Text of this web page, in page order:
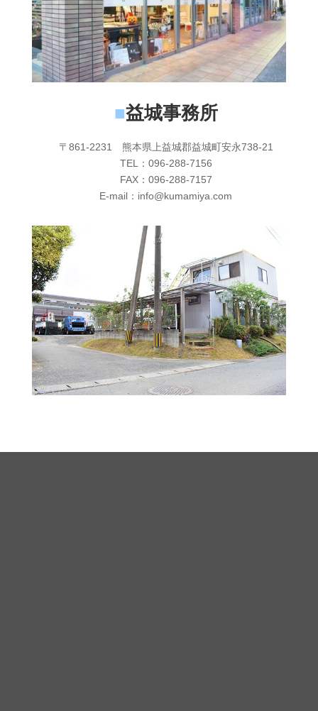
■益城事務所
〒861-2231 熊本県上益城郡益城町安永738-21
TEL：096-288-7156
FAX：096-288-7157
E-mail：info@kumamiya.com